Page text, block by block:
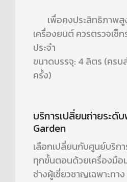
เพื่อคงประสิทธิภาพสู
เครื่องยนต์ ควรตรวจเช็
ประจำ
ขนาดบรรจุ: 4 ลิตร (ครบ
ครั้ง)
บริการเปลี่ยนถ่ายระดั
Garden
เลือกเปลี่ยนกับศูนย์บริ
ทุกขั้นตอนด้วยเครื่องมือ
ช่างผู้เชี่ยวชาญเฉพาะทาง